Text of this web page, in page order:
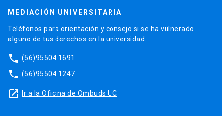
MEDIACIÓN UNIVERSITARIA
Teléfonos para orientación y consejo si se ha vulnerado
alguno de tus derechos en la universidad.
phone (56)95504 1691
phone (56)95504 1247
launch Ir a la Oficina de Ombuds UC